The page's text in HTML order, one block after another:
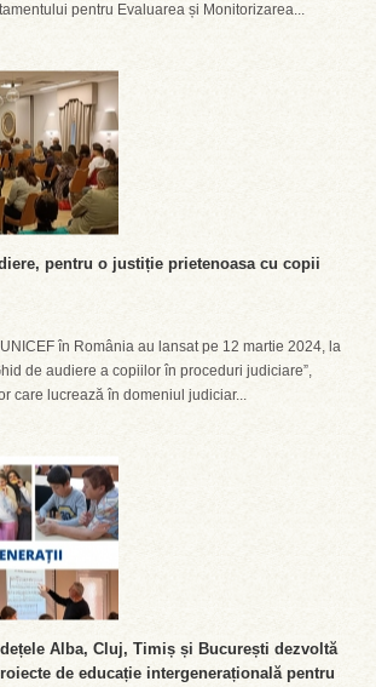
pentru Evaluarea și Monitorizarea...
pentru o justiție prietenoasa cu copii
în România au lansat pe 12 martie 2024, la
de audiere a copiilor în proceduri judiciare”,
care lucrează în domeniul judiciar...
Alba, Cluj, Timiș și București dezvoltă
de educație intergenerațională pentru